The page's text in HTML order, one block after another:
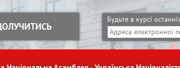
Будьте в курсі